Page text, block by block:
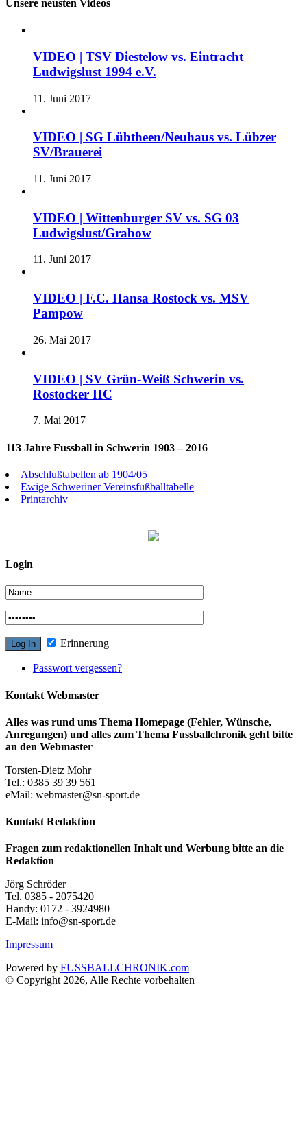
Unsere neusten Videos
VIDEO | TSV Diestelow vs. Eintracht
Ludwigslust 1994 e.V.
11. Juni 2017
VIDEO | SG Lübtheen/Neuhaus vs. Lübzer
SV/Brauerei
11. Juni 2017
VIDEO | Wittenburger SV vs. SG 03
Ludwigslust/Grabow
11. Juni 2017
VIDEO | F.C. Hansa Rostock vs. MSV
Pampow
26. Mai 2017
VIDEO | SV Grün-Weiß Schwerin vs.
Rostocker HC
7. Mai 2017
113 Jahre Fussball in Schwerin 1903 – 2016
Abschlußtabellen ab 1904/05
Ewige Schweriner Vereinsfußballtabelle
Printarchiv
Login
Erinnerung
Passwort vergessen?
Kontakt Webmaster
Alles was rund ums Thema Homepage (Fehler, Wünsche,
Anregungen) und alles zum Thema Fussballchronik geht bitte
an den Webmaster
Torsten-Dietz Mohr
Tel.: 0385 39 39 561
eMail: webmaster@sn-sport.de
Kontakt Redaktion
Fragen zum redaktionellen Inhalt und Werbung bitte an die
Redaktion
Jörg Schröder
Tel. 0385 - 2075420
Handy: 0172 - 3924980
E-Mail: info@sn-sport.de
Impressum
Powered by FUSSBALLCHRONIK.com
© Copyright 2026, Alle Rechte vorbehalten